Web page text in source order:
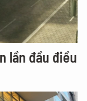
lần đầu điều